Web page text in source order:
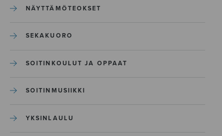
NÄYTTÄMÖTEOKSET
SEKAKUORO
SOITINKOULUT JA OPPAAT
SOITINMUSIIKKI
YKSINLAULU